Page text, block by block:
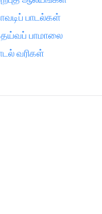
பாடல்கள்
பாமாலை
வரிகள்